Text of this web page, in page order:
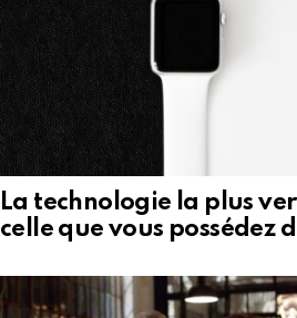
La technologie la plus
celle que vous possédez